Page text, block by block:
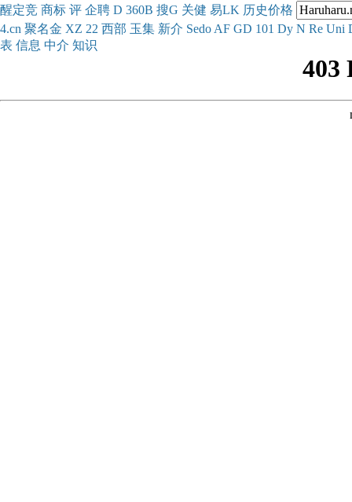
醒定竞 商标 评 企聘 D 360B 搜G 关健 易LK 历史价格
4.cn 聚名金 XZ 22 西部 玉集 新介 Sedo AF GD 101 Dy N Re Uni
表 信息 中介 知识